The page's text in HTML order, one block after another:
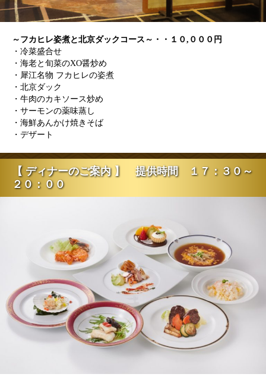
～フカヒレ姿煮と北京ダックコース～・・１０,０００円
・冷菜盛合せ
・海老と旬菜のXO醤炒め
・犀江名物 フカヒレの姿煮
・北京ダック
・牛肉のカキソース炒め
・サーモンの薬味蒸し
・海鮮あんかけ焼きそば
・デザート
【 ディナーのご案内 】 提供時間 １７：３０～
２０：００